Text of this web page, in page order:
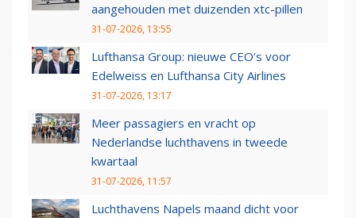
aangehouden met duizenden xtc-pillen
31-07-2026, 13:55
Lufthansa Group: nieuwe CEO’s voor
Edelweiss en Lufthansa City Airlines
31-07-2026, 13:17
Meer passagiers en vracht op
Nederlandse luchthavens in tweede
kwartaal
31-07-2026, 11:57
Luchthavens Napels maand dicht voor